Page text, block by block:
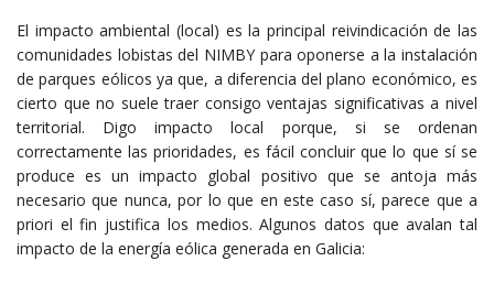
El impacto ambiental (local) es la principal reivindicación de las
comunidades lobistas del NIMBY para oponerse a la instalación
de parques eólicos ya que, a diferencia del plano económico, es
cierto que no suele traer consigo ventajas significativas a nivel
territorial. Digo impacto local porque, si se ordenan
correctamente las prioridades, es fácil concluir que lo que sí se
produce es un impacto global positivo que se antoja más
necesario que nunca, por lo que en este caso sí, parece que a
priori el fin justifica los medios. Algunos datos que avalan tal
impacto de la energía eólica generada en Galicia: